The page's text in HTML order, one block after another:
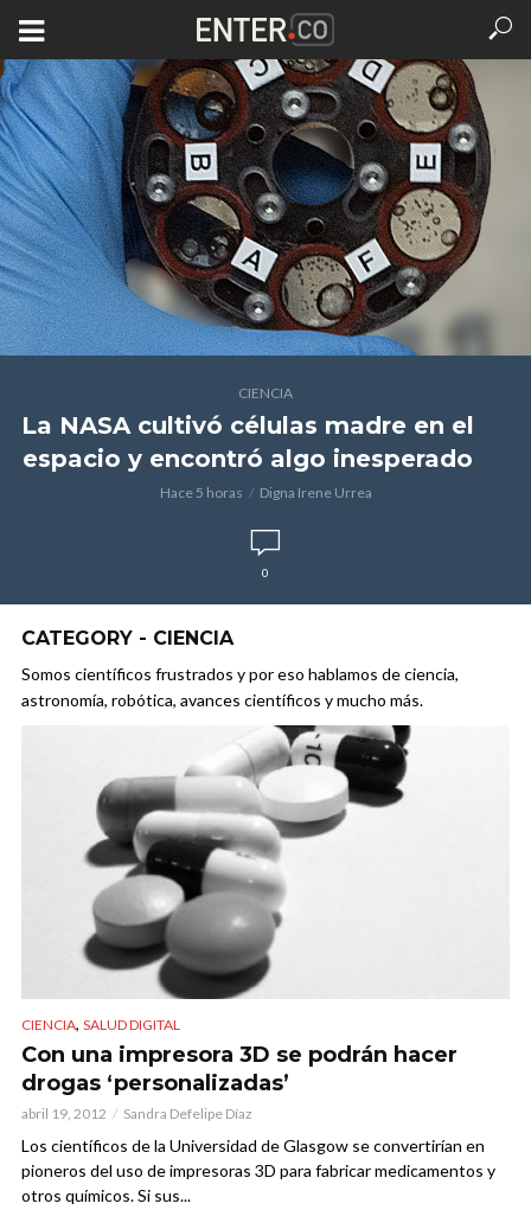
CIENCIA
La NASA cultivó células madre en el
espacio y encontró algo inesperado
Hace 5 horas Digna Irene Urrea
0
CATEGORY - CIENCIA
Somos científicos frustrados y por eso hablamos de ciencia,
astronomía, robótica, avances científicos y mucho más.
CIENCIA, SALUD DIGITAL
Con una impresora 3D se podrán hacer
drogas ‘personalizadas’
abril 19, 2012 Sandra Defelipe Díaz
Los científicos de la Universidad de Glasgow se convertirían en
pioneros del uso de impresoras 3D para fabricar medicamentos y
otros químicos. Si sus...